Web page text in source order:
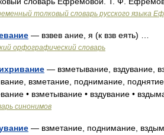
толковый словарь русского языка
— взвев ание, я (к взв еять) …
орфографический словарь
— взметывание, вздувание,
взметание, поднимание,
• взметывание • вздувание •
синонимов
— взметание, поднимание,